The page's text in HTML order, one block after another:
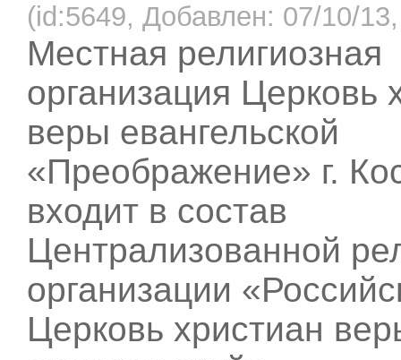
(id:5649, Добавлен: 07/10/
Местная религиозная
организация Церковь
веры евангельской
«Преображение» г.
входит в состав
Централизованной
организации
Церковь христиан